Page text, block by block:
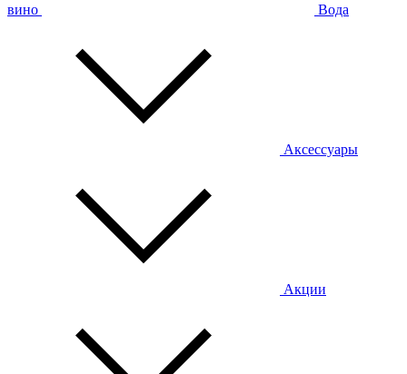
вино Вода
Аксессуары
Акции